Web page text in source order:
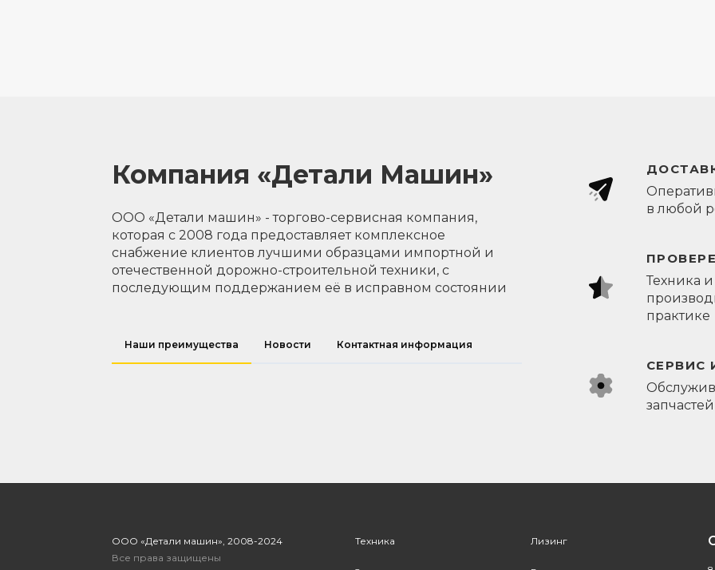
Компания «Детали Машин»
ООО «Детали машин» - торгово-сервисная компания,
которая с 2008 года предоставляет комплексное
снабжение клиентов лучшими образцами импортной и
отечественной дорожно-строительной техники, с
последующим поддержанием её в исправном состоянии
Наши преимущества Новости Контактная информация
в любой
Техника
практике
СЕРВИС
ООО «Детали машин», 2008-2024
Все права защищены
Техника Лизинг